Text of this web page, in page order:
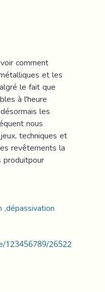
comment
et les
le fait que
à l'heure
les
nous
techniques et
revêtements la
,dépassivation
123456789/26522